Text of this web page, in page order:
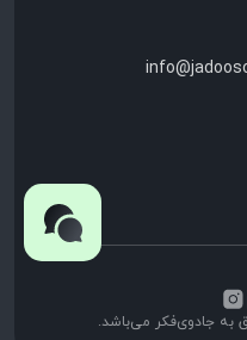
جادوی‌فکر می‌باشد.